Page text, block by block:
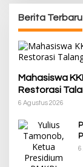
Berita Terbaru
Mahasiswa
Restorasi
6 Agustus 2026
6